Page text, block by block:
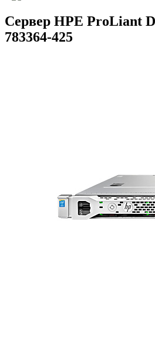
Сервер HPE ProLiant
783364-425